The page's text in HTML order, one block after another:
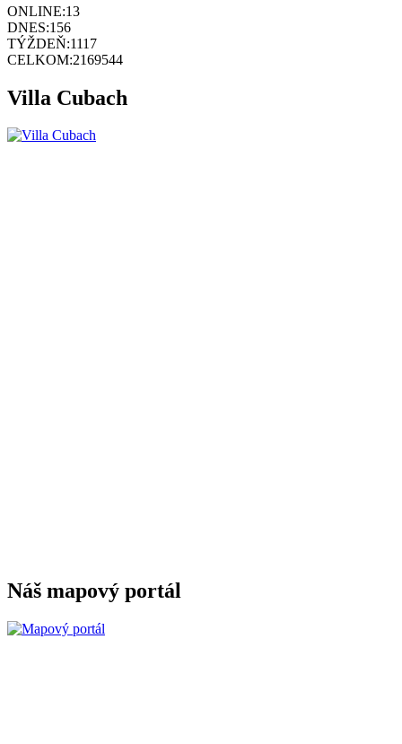
ONLINE:13
DNES:156
TÝŽDEŇ:1117
CELKOM:2169544
Villa Cubach
Náš mapový portál